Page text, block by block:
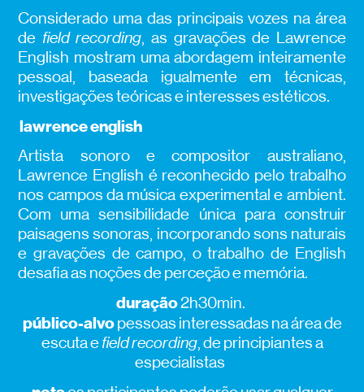
Considerado uma das principais vozes na área
de field recording, as gravações de Lawrence
English mostram uma abordagem inteiramente
pessoal, baseada igualmente em técnicas,
investigações teóricas e interesses estéticos.
lawrence english
Artista sonoro e compositor australiano,
Lawrence English é reconhecido pelo trabalho
nos campos da música experimental e ambient.
Com uma sensibilidade única para construir
paisagens sonoras, incorporando sons naturais
e gravações de campo, o trabalho de English
desafia as noções de perceção e memória.
duração2h30min.
público-alvopessoas interessadas na área de
escuta efield recording, de principiantes a
especialistas